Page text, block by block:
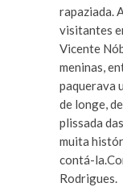
rapaziada.
visitantes
Vicente
meninas,
paquerava
de longe,
plissada
muita
contá-
Rodrigues.